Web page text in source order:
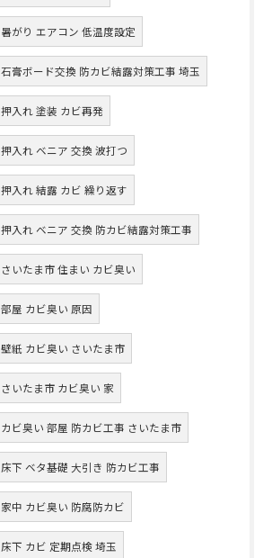
暑がり エアコン 低温度設定
石膏ボード交換 防カビ結露対策工事 埼玉
押入れ 塗装 カビ再発
押入れ ベニア 交換 波打つ
押入れ 結露 カビ 繰り返す
押入れ ベニア 交換 防カビ結露対策工事
さいたま市 住まい カビ臭い
部屋 カビ臭い 原因
壁紙 カビ臭い さいたま市
さいたま市 カビ臭い 家
カビ臭い 部屋 防カビ工事 さいたま市
床下 ベタ基礎 大引き 防カビ工事
家中 カビ臭い 防腐防カビ
床下 カビ 定期点検 埼玉